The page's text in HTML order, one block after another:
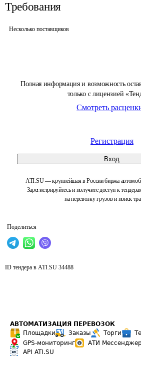
Полная информация и возможность
только с лицензией
Смотреть
Регистрация
Вход
ATI.SU — крупнейшая в России биржа
Зарегистрируйтесь и получите доступ к
на перевозку грузов и поиск
Поделиться
Требования
Несколько поставщиков
ID тендера в ATI.SU 34488
АВТОМАТИЗАЦИЯ ПЕРЕВОЗОК
Площадки
Заказы Торги
GPS-мониторинг
АТИ Мессенджер
API ATI.SU